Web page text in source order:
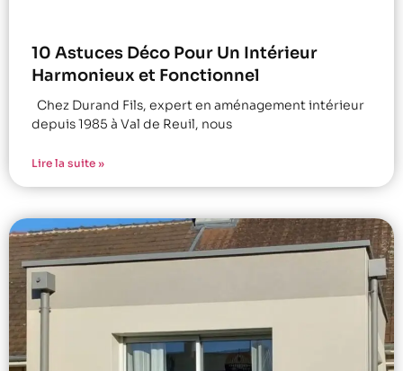
10 Astuces Déco Pour Un Intérieur
Harmonieux et Fonctionnel
Chez Durand Fils, expert en aménagement intérieur
depuis 1985 à Val de Reuil, nous
Lire la suite »